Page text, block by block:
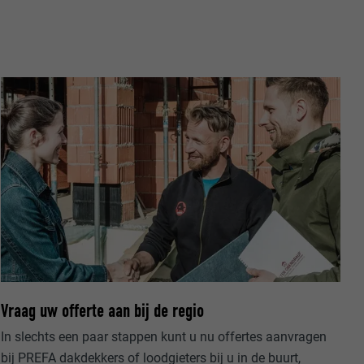
Vraag uw offerte aan bij de regio
In slechts een paar stappen kunt u nu offertes aanvragen
bij PREFA dakdekkers of loodgieters bij u in de buurt,
gegevens
het
op.
ons"-